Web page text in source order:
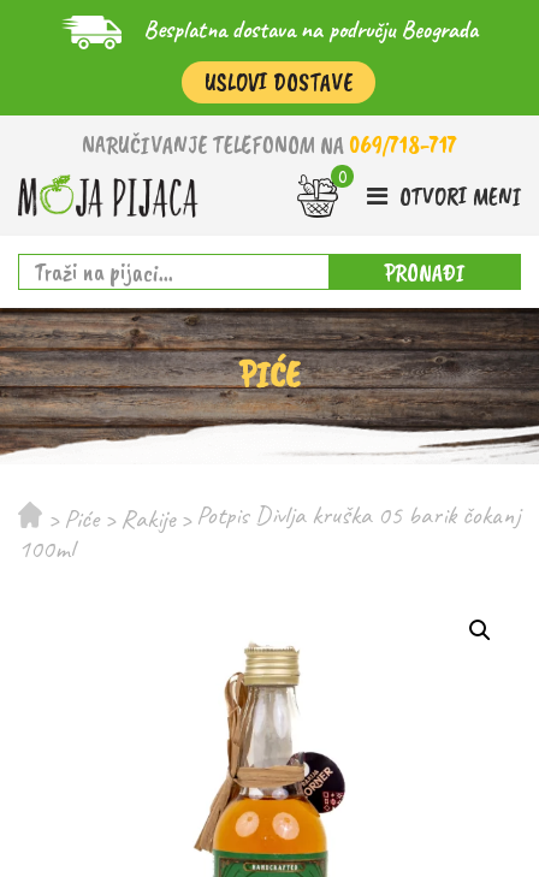
Besplatna dostava na području Beograda
USLOVI DOSTAVE
NARUČIVANJE TELEFONOM NA 069/718-717
OTVORI MENI
PRONAĐI
PIĆE
> Piće > Rakije > Potpis Divlja kruška 05 barik čokanj
100ml